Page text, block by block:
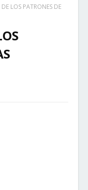
LOS PATRONES DE